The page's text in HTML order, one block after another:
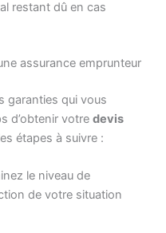
restant dû en cas
assurance emprunteur
garanties qui vous
d’obtenir votre devis
étapes à suivre :
le niveau de
de votre situation